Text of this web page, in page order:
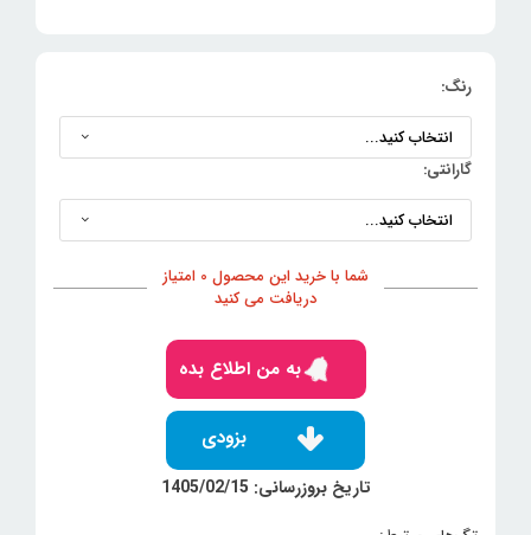
رنگ:
گارانتی:
شما با خرید این محصول 0 امتیاز
دریافت می کنید
به من اطلاع بده
بزودی
تاریخ بروزرسانی: 1405/02/15